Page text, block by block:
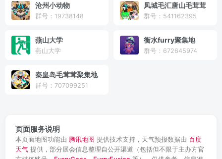
沧州小动物
群号：19738148
凤城毛汇唐山毛茸茸
群号：541162395
燕山大学
燕山大学
衡水furry聚集地
群号：672645974
秦皇岛毛茸茸聚集地
群号：707099251
页面服务说明
本页面地图功能由 腾讯地图 提供技术支持，天气预报数据由 百度
天气 提供，部分展会信息整理自公开渠道（包括但不限于主办方官